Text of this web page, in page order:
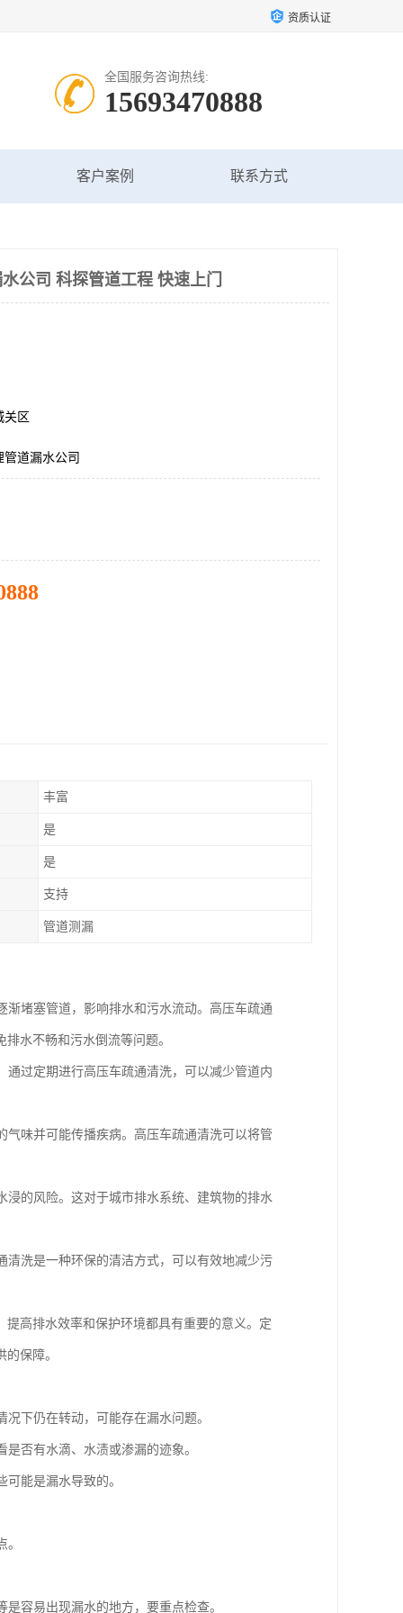
资质认证
全国服务咨询热线:
15693470888
客户案例 联系方式
公司 科探管道工程 快速上门
关区
道漏水公司
丰富
是
是
支持
管道测漏
堵塞管道，影响排水和污水流动。高压车疏通
水不畅和污水倒流等问题。
过定期进行高压车疏通清洗，可以减少管道内
味并可能传播疾病。高压车疏通清洗可以将管
的风险。这对于城市排水系统、建筑物的排水
洗是一种环保的清洁方式，可以有效地减少污
高排水效率和保护环境都具有重要的意义。定
保障。
下仍在转动，可能存在漏水问题。
否有水滴、水渍或渗漏的迹象。
能是漏水导致的。
容易出现漏水的地方，要重点检查。